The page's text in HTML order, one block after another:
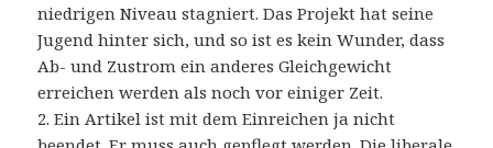
niedrigen Niveau stagniert. Das Projekt hat seine
Jugend hinter sich, und so ist es kein Wunder, dass
Ab- und Zustrom ein anderes Gleichgewicht
erreichen werden als noch vor einiger Zeit.
2. Ein Artikel ist mit dem Einreichen ja nicht